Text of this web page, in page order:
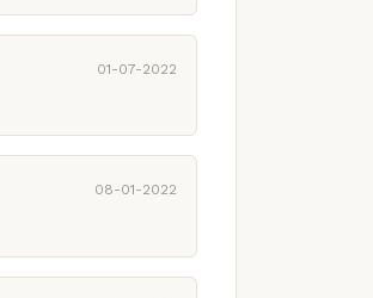
01-07-2022
08-01-2022